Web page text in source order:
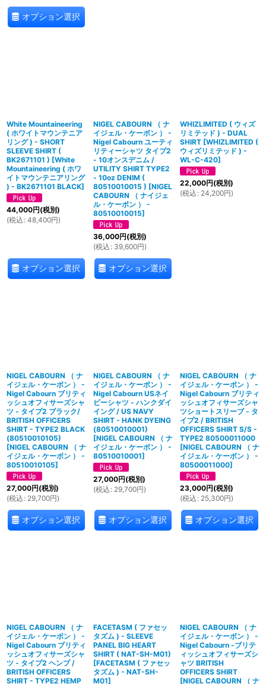
オプション選択
White Mountaineering
( ホワイトマウンテニア
リング ) - SHORT
SLEEVE SHIRT (
BK2671101 ) [White
Mountaineering ( ホワ
イトマウンテニアリング
) - BK2671101 BLACK]
44,000円(税別)
(税込 : 48,400円)
オプション選択
NIGEL CABOURN （ ナ
イジェル・ケーボン ） -
Nigel Cabourn ユーティ
リティーシャツ タイプ2
- 10オンスデニム /
UTILITY SHIRT TYPE2
- 10oz DENIM (
80510010015 ) [NIGEL
CABOURN （ ナイジェ
ル・ケーボン ） -
80510010015]
36,000円(税別)
(税込 : 39,600円)
オプション選択
WHIZLIMITED ( ウィズ
リミテッド ) - DUAL
SHIRT [WHIZLIMITED (
ウィズリミテッド ) -
WL-C-420]
22,000円(税別)
(税込 : 24,200円)
NIGEL CABOURN （ ナ
イジェル・ケーボン ） -
Nigel Cabourn ブリティ
ッシュオフィサーズシャ
ツ - タイプ2 ブラック/
BRITISH OFFICERS
SHIRT - TYPE2 BLACK
(80510010105)
[NIGEL CABOURN （ ナ
イジェル・ケーボン ） -
80510010105]
27,000円(税別)
(税込 : 29,700円)
オプション選択
NIGEL CABOURN （ ナ
イジェル・ケーボン ） -
Nigel Cabourn USネイ
ビーシャツ - ハンクダイ
イング / US NAVY
SHIRT - HANK DYEING
(80510010001)
[NIGEL CABOURN （ ナ
イジェル・ケーボン ） -
80510010001]
27,000円(税別)
(税込 : 29,700円)
オプション選択
NIGEL CABOURN （ ナ
イジェル・ケーボン ） -
Nigel Cabourn ブリティ
ッシュオフィサーズシャ
ツショートスリーブ - タ
イプ2 / BRITISH
OFFICERS SHIRT S/S -
TYPE2 80500011000
[NIGEL CABOURN （ ナ
イジェル・ケーボン ） -
80500011000]
23,000円(税別)
(税込 : 25,300円)
オプション選択
NIGEL CABOURN （ ナ
イジェル・ケーボン ） -
Nigel Cabourn ブリティ
ッシュオフィサーズシャ
ツ - タイプ2 ヘンプ /
BRITISH OFFICERS
SHIRT - TYPE2 HEMP
FACETASM ( ファセッ
タズム ) - SLEEVE
PANEL BIG HEART
SHIRT ( NAT-SH-M01)
[FACETASM ( ファセッ
タズム ) - NAT-SH-
M01]
NIGEL CABOURN （ ナ
イジェル・ケーボン ） -
Nigel Cabourn -ブリテ
ィッシュオフィサーズシ
ャツ BRITISH
OFFICERS SHIRT
[NIGEL CABOURN （ ナ